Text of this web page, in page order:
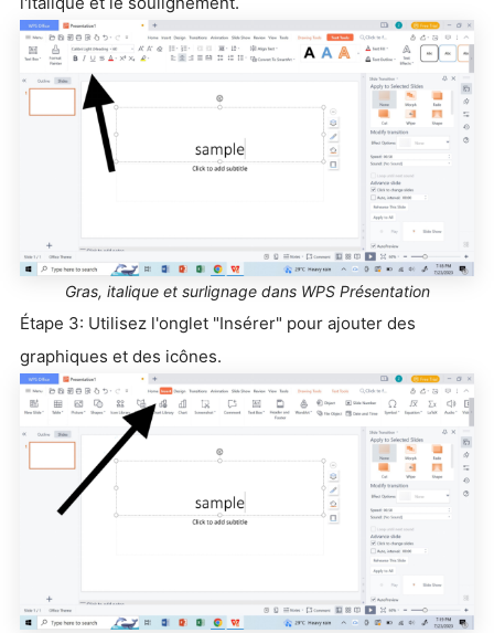
Gras, italique et surlignage dans WPS Présentation
Étape 3: Utilisez l'onglet "Insérer" pour ajouter des
graphiques et des icônes.